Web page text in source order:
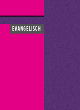
evangelisch